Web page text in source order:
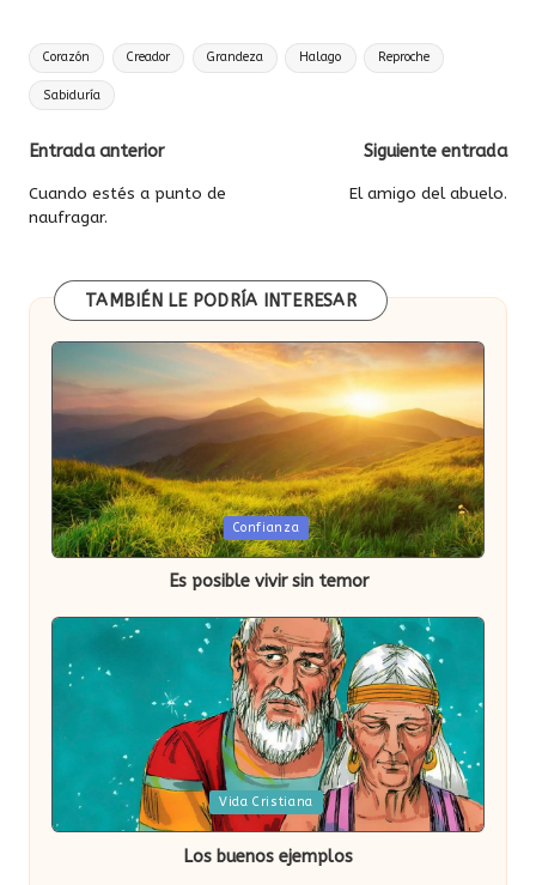
Etiquetas:
Corazón Creador Grandeza Halago Reproche
Sabiduría
Navegación
de
entradas
Entrada anterior
Cuando estés a punto de
naufragar.
Siguiente entrada
El amigo del abuelo.
TAMBIÉN LE PODRÍA INTERESAR
Publicada
en
Confianza
Es posible vivir sin temor
Publicada
Vida Cristiana
Los buenos ejemplos